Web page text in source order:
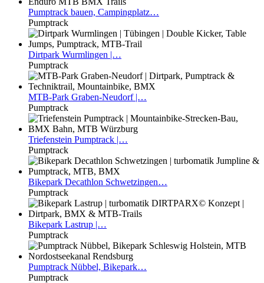
Pumptrack bauen, Campingplatz…
Pumptrack
Dirtpark Wurmlingen |…
Pumptrack
MTB-Park Graben-Neudorf |…
Pumptrack
Triefenstein Pumptrack |…
Pumptrack
Bikepark Decathlon Schwetzingen…
Pumptrack
Bikepark Lastrup |…
Pumptrack
Pumptrack Nübbel, Bikepark…
Pumptrack